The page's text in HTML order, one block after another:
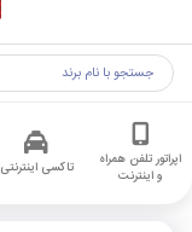
اپراتور تلفن همراه
و اینترنت
تاکسی اینترنتی